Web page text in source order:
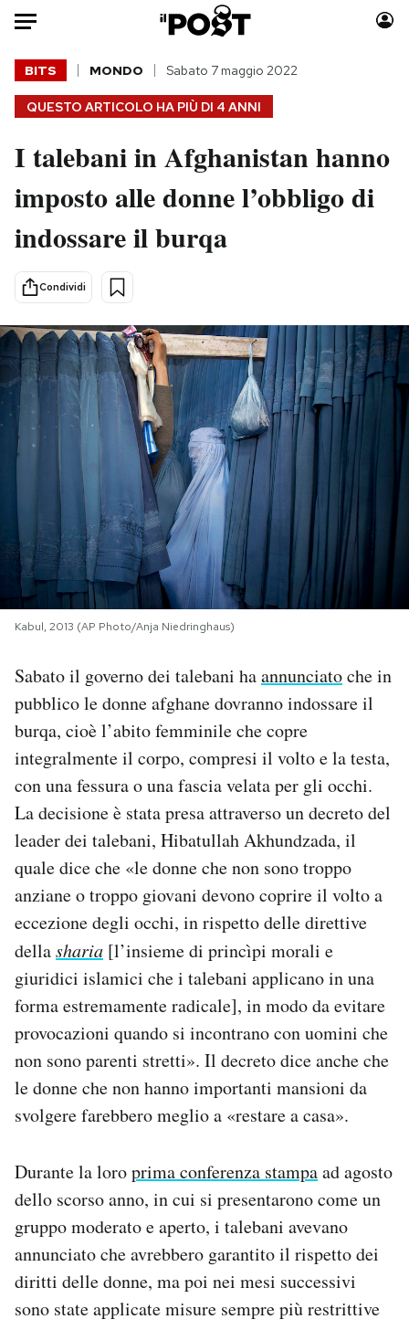
Auto
HOME
Italia
Politica
Tecnologia
Scienza
Economia
Sport
Moda
Consumismi
Altrecose
Mondiali calcio 2026
PODCAST
NEWSLETTER
I MIEI PREFERITI
SHOP
CALENDARIO
AREA PERSONALE
Area Personale
Newsletter
Notifiche mobile
Esci
QUESTO ARTICOLO HA PIÙ DI 4 ANNI
BITS MONDO Sabato 7 maggio 2022
I talebani in Afghanistan hanno
imposto alle donne l’obbligo di
indossare il burqa
Condividi
Kabul, 2013 (AP Photo/Anja Niedringhaus)
Sabato il governo dei talebani haannunciatoche in
pubblico le donne afghane dovranno indossare il
burqa, cioè l’abito femminile che copre
integralmente il corpo, compresi il volto e la testa,
con una fessura o una fascia velata per gli occhi.
La decisione è stata presa attraverso un decreto del
leader dei talebani, Hibatullah Akhundzada, il
quale dice che «le donne che non sono troppo
anziane o troppo giovani devono coprire il volto a
eccezione degli occhi, in rispetto delle direttive
dellasharia [l’insieme di princìpi morali e
giuridici islamici che i talebani applicano in una
forma estremamente radicale], in modo da evitare
provocazioni quando si incontrano con uomini che
non sono parenti stretti». Il decreto dice anche che
le donne che non hanno importanti mansioni da
svolgere farebbero meglio a «restare a casa».
Durante la loroprima conferenza stampaad agosto
dello scorso anno, in cui si presentarono come un
gruppo moderato e aperto, i talebani avevano
annunciato che avrebbero garantito il rispetto dei
diritti delle donne, ma poi nei mesi successivi
sono state applicate misure sempre più restrittive